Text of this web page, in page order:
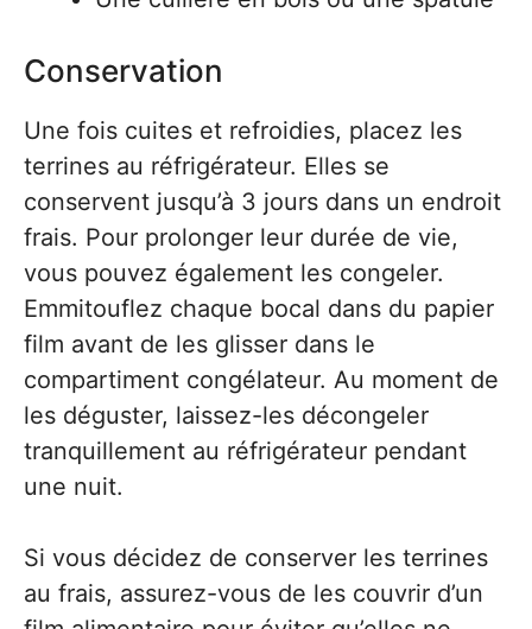
Conservation
Une fois cuites et refroidies, placez les
terrines au réfrigérateur. Elles se
conservent jusqu’à 3 jours dans un endroit
frais. Pour prolonger leur durée de vie,
vous pouvez également les congeler.
Emmitouflez chaque bocal dans du papier
film avant de les glisser dans le
compartiment congélateur. Au moment de
les déguster, laissez-les décongeler
tranquillement au réfrigérateur pendant
une nuit.
Si vous décidez de conserver les terrines
au frais, assurez-vous de les couvrir d’un